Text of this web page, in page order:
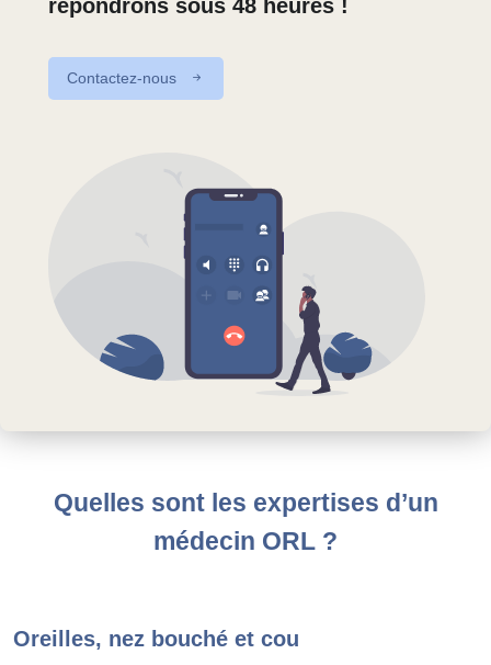
répondrons sous 48 heures !
Contactez-nous
Quelles sont les expertises d’un
médecin ORL ?
Oreilles, nez bouché et cou